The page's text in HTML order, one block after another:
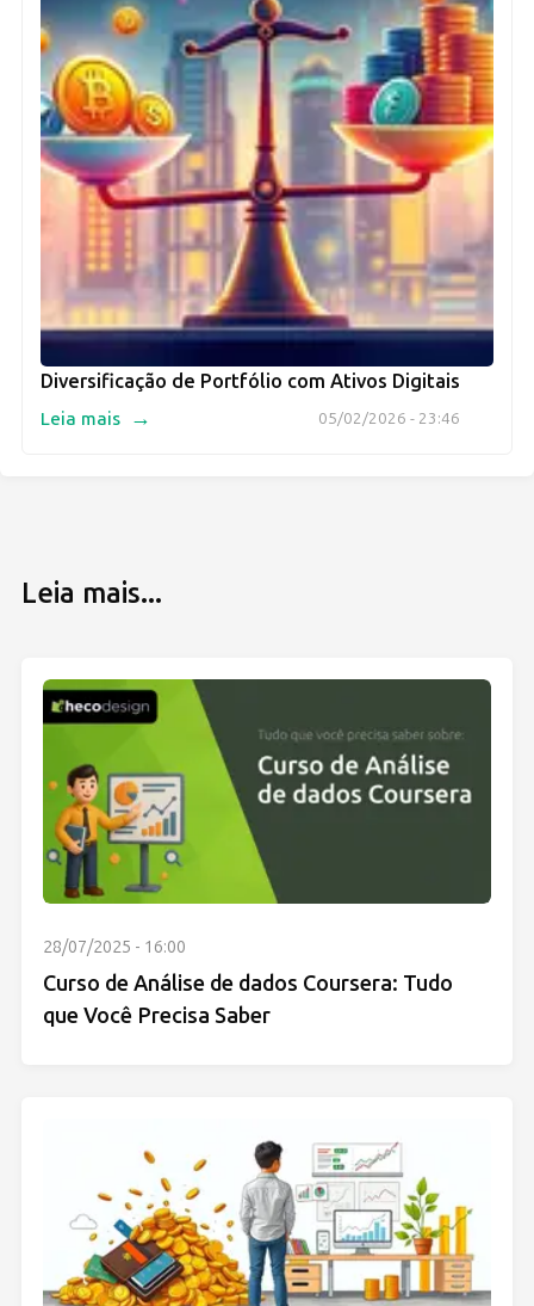
Diversificação de Portfólio com Ativos Digitais
05/02/2026 - 23:46
Leia mais →
Leia mais...
28/07/2025 - 16:00
Curso de Análise de dados Coursera: Tudo
que Você Precisa Saber